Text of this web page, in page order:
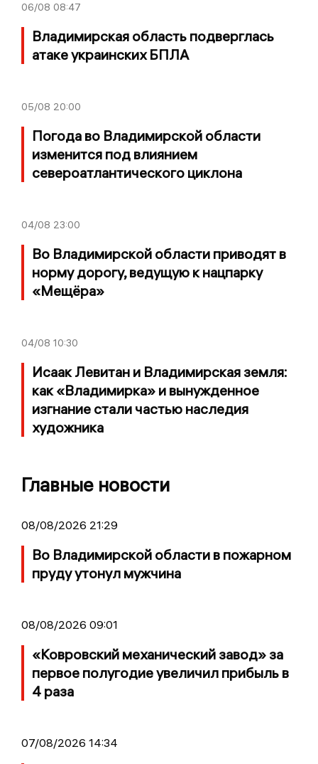
06/08 08:47
Владимирская область подверглась
атаке украинских БПЛА
05/08 20:00
Погода во Владимирской области
изменится под влиянием
североатлантического циклона
04/08 23:00
Во Владимирской области приводят в
норму дорогу, ведущую к нацпарку
«Мещёра»
04/08 10:30
Исаак Левитан и Владимирская земля:
как «Владимирка» и вынужденное
изгнание стали частью наследия
художника
Главные новости
08/08/2026 21:29
Во Владимирской области в пожарном
пруду утонул мужчина
08/08/2026 09:01
«Ковровский механический завод» за
первое полугодие увеличил прибыль в
4 раза
07/08/2026 14:34